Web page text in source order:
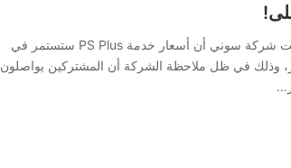
كشفت شركة سوني أن أسعار خدمة PS Plus ستستمر في
وذلك في ظل ملاحظة الشركة أن المشتركين يواصلون